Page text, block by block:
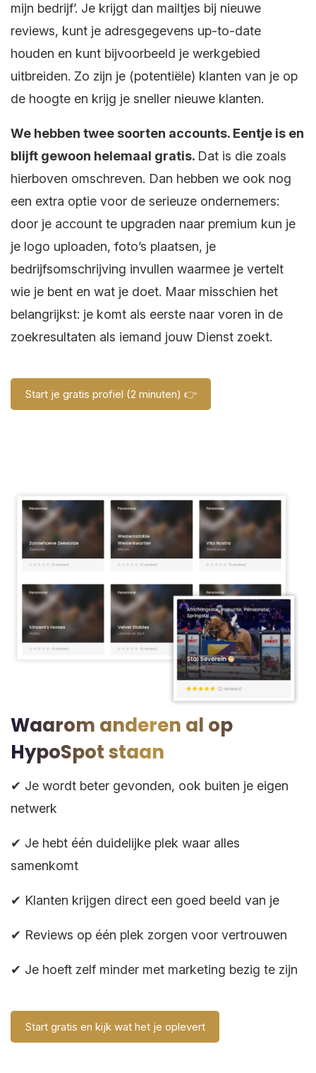
mijn bedrijf’. Je krijgt dan mailtjes bij nieuwe
reviews, kunt je adresgegevens up-to-date
houden en kunt bijvoorbeeld je werkgebied
uitbreiden. Zo zijn je (potentiële) klanten van je op
de hoogte en krijg je sneller nieuwe klanten.
We hebben twee soorten accounts. Eentje is en
blijft gewoon helemaal gratis. Dat is die zoals
hierboven omschreven. Dan hebben we ook nog
een extra optie voor de serieuze ondernemers:
door je account te upgraden naar premium kun je
je logo uploaden, foto’s plaatsen, je
bedrijfsomschrijving invullen waarmee je vertelt
wie je bent en wat je doet. Maar misschien het
belangrijkst: je komt als eerste naar voren in de
zoekresultaten als iemand jouw Dienst zoekt.
Start je gratis profiel (2 minuten) 👉
Waarom anderen al op
HypoSpot staan
✔ Je wordt beter gevonden, ook buiten je eigen
netwerk
✔ Je hebt één duidelijke plek waar alles
samenkomt
✔ Klanten krijgen direct een goed beeld van je
✔ Reviews op één plek zorgen voor vertrouwen
✔ Je hoeft zelf minder met marketing bezig te zijn
Start gratis en kijk wat het je oplevert